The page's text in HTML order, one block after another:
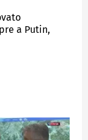
a Putin,
a